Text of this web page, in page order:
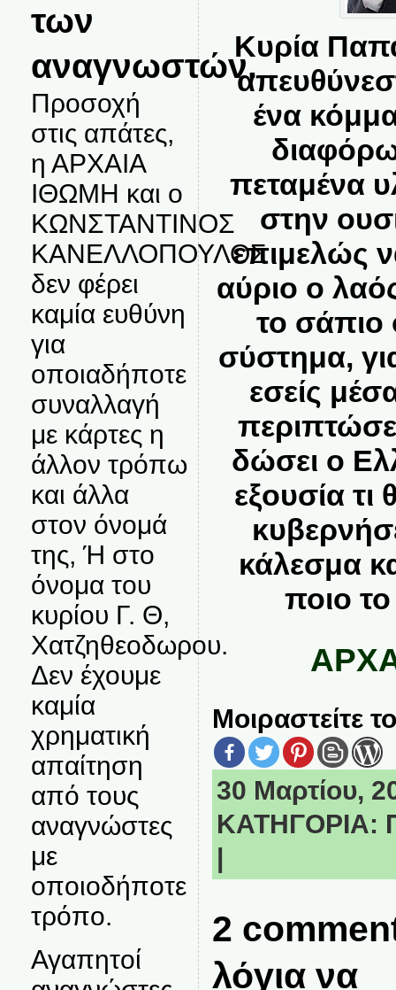
των
αναγνωστών.
Προσοχή
στις απάτες,
η ΑΡΧΑΙΑ
ΙΘΩΜΗ και ο
ΚΩΝΣΤΑΝΤΙΝΟΣ
ΚΑΝΕΛΛΟΠΟΥΛΟΣ
δεν φέρει
καμία ευθύνη
για
οποιαδήποτε
συναλλαγή
με κάρτες η
άλλον τρόπω
και άλλα
στον όνομά
της, Ή στο
όνομα του
κυρίου Γ. Θ,
Χατζηθεοδωρου.
Δεν έχουμε
καμία
χρηματική
απαίτηση
από τους
αναγνώστες
με
οποιοδήποτε
τρόπο.
Αγαπητοί
Κυρία
ένα
πεταμένα
στην
επιμελώς
αύριο ο
το σάπιο
σύστημα,
εσείς
δώσει ο
εξουσία
κάλεσμα
ποιο
Μοιραστείτε
30 Μαρτίου,
ΚΑΤΗΓΟΡΙΑ:
|
2
λόγια να